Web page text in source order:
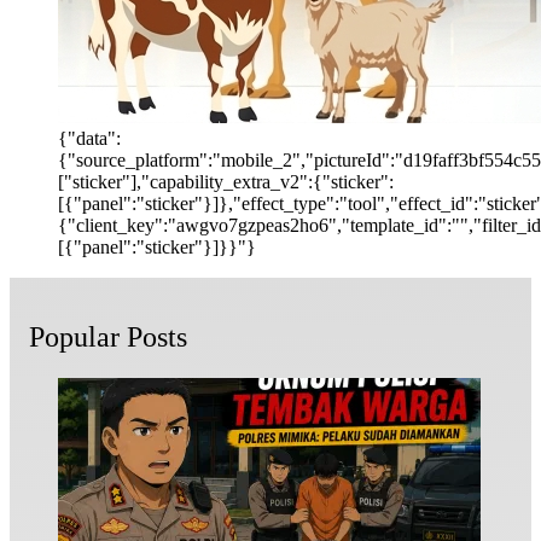
{"data":
["sticker"],"capability_extra_v2":{"sticker":
[{"panel":"sticker"}]}}"}
Popular Posts